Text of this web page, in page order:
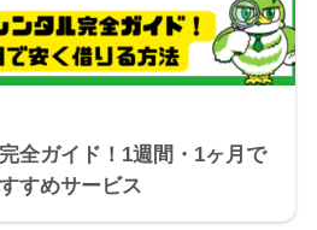
全ガイド！1週間・1ヶ月で
すめサービス